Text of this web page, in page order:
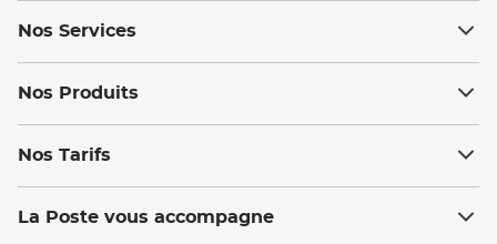
Nos Services
Nos Produits
Nos Tarifs
La Poste vous accompagne